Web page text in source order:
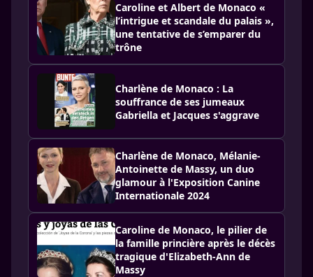
Caroline et Albert de Monaco «
l’intrigue et scandale du palais »,
une tentative de s’emparer du
trône
Charlène de Monaco : La
souffrance de ses jumeaux
Gabriella et Jacques s'aggrave
Charlène de Monaco, Mélanie-
Antoinette de Massy, un duo
glamour à l'Exposition Canine
Internationale 2024
Caroline de Monaco, le pilier de
la famille princière après le décès
tragique d'Elizabeth-Ann de
Massy